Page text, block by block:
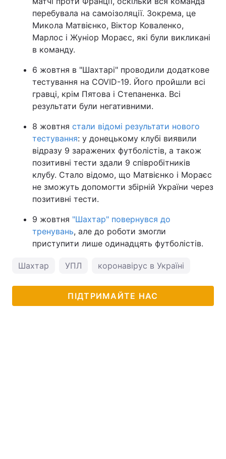
перебувала на самоізоляції. Зокрема, це
Микола Матвієнко, Віктор Коваленко,
Марлос і Жуніор Мораєс, які були викликані
в команду.
6 жовтня в "Шахтарі" проводили додаткове
тестування на COVID-19. Його пройшли всі
гравці, крім Пятова і Степаненка. Всі
результати були негативними.
8 жовтня стали відомі результати нового
тестування: у донецькому клубі виявили
відразу 9 заражених футболістів, а також
позитивні тести здали 9 співробітників
клубу. Стало відомо, що Матвієнко і Мораєс
не зможуть допомогти збірній України через
позитивні тести.
9 жовтня "Шахтар" повернувся до
тренувань, але до роботи змогли
приступити лише одинадцять футболістів.
Шахтар УПЛ коронавірус в Україні
ПІДТРИМАЙТЕ НАС